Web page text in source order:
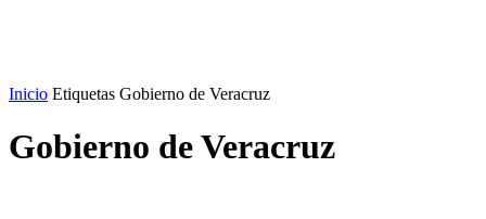
Inicio Etiquetas Gobierno de Veracruz
Gobierno de Veracruz